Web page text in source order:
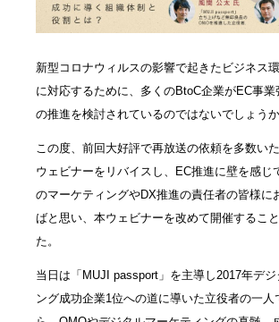
新型コロナウィルスの影響で起きたビジネス
に対応するために、多くのBtoC企業がEC事
の推進を検討されているのではないでしょうか
この度、前回大好評で再放送の依頼を多数い
ウェビナーをリバイスし、EC推進に壁を感じ
のマーケティングやDX推進の責任者の皆様に
ばと思い、本ウェビナーを改めて開催するこ
た。
当日は「MUJI passport」を主導し2017年デジ
ング成功企業1位への道に導いた立役者の一人